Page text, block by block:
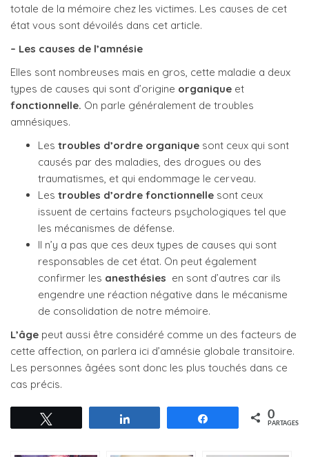
totale de la mémoire chez les victimes. Les causes de cet
état vous sont dévoilés dans cet article.
– Les causes de l’amnésie
Elles sont nombreuses mais en gros, cette maladie a deux
types de causes qui sont d’origine organique et
fonctionnelle. On parle généralement de troubles
amnésiques.
Les troubles d’ordre organique sont ceux qui sont
causés par des maladies, des drogues ou des
traumatismes, et qui endommage le cerveau.
Les troubles d’ordre fonctionnelle sont ceux
issuent de certains facteurs psychologiques tel que
les mécanismes de défense.
Il n’y a pas que ces deux types de causes qui sont
responsables de cet état. On peut également
confirmer les anesthésies en sont d’autres car ils
engendre une réaction négative dans le mécanisme
de consolidation de notre mémoire.
L’âge peut aussi être considéré comme un des facteurs de
cette affection, on parlera ici d’amnésie globale transitoire.
Les personnes âgées sont donc les plus touchés dans ce
cas précis.
Partagez 0
PARTAGES